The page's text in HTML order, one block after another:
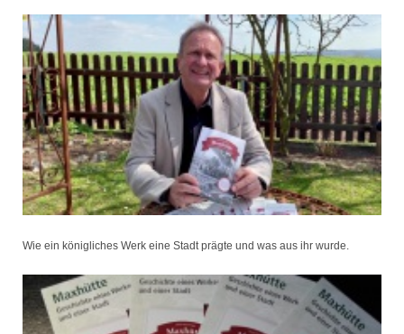
Wie ein königliches Werk eine Stadt prägte und was aus ihr wurde.